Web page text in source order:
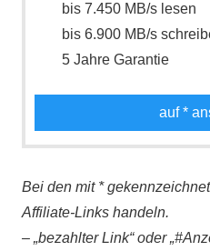
bis 7.450 MB/s lesen
bis 6.900 MB/s
5 Jahre Garantie
auf*
Bei den mit *
Affiliate-Links handeln.
– „bezahlter Link“ oder